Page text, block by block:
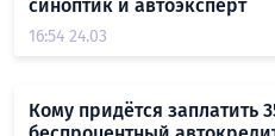
синоптик и автоэксперт
16:54 24.03
Кому придётся заплатить